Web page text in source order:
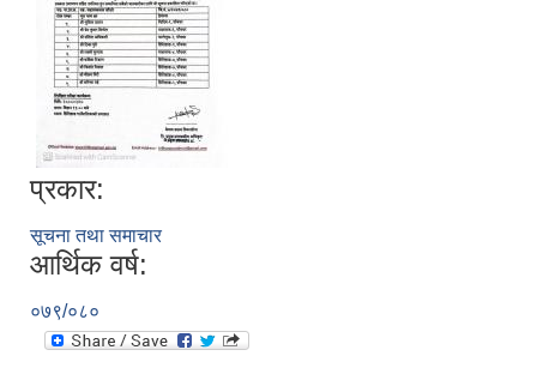
प्रकार:
सूचना तथा समाचार
आर्थिक वर्ष:
०७९/०८०